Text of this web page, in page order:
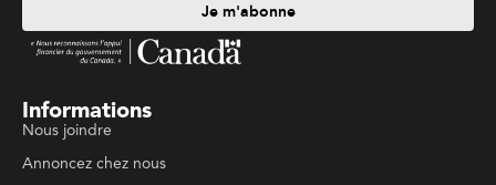
Je m'abonne
Informations
Nous joindre
Annoncez chez nous